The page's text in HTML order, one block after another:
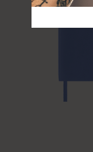
サブカテゴリ